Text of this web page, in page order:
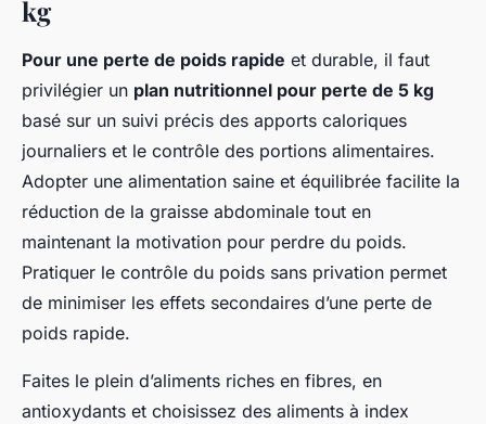
kg
Pour une perte de poids rapide et durable, il faut
privilégier un plan nutritionnel pour perte de 5 kg
basé sur un suivi précis des apports caloriques
journaliers et le contrôle des portions alimentaires.
Adopter une alimentation saine et équilibrée facilite la
réduction de la graisse abdominale tout en
maintenant la motivation pour perdre du poids.
Pratiquer le contrôle du poids sans privation permet
de minimiser les effets secondaires d’une perte de
poids rapide.
Faites le plein d’aliments riches en fibres, en
antioxydants et choisissez des aliments à index